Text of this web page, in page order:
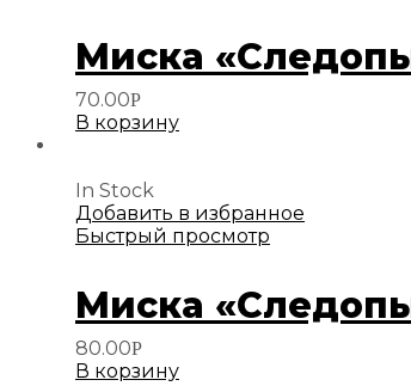
Миска
70.00Р
В корзину
In Stock
Добавить в избранное
Быстрый просмотр
Миска
80.00Р
В корзину